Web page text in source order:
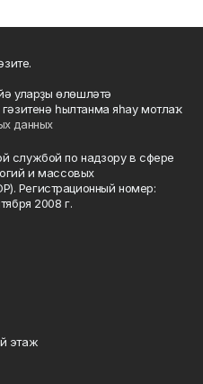
уларҙы өлөшләтә
һылтанма яһау мотлаҡ.
данных
службой по надзору в сфере
и массовых
Регистрационный номер:
2008 г.
этаж